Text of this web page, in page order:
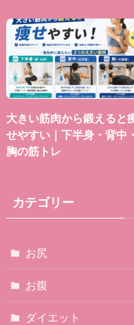
大きい筋肉から鍛えると
せやすい｜下半身・背中・
胸の筋トレ
カテゴリー
お尻
お腹
ダイエット